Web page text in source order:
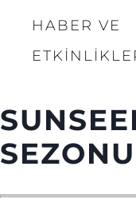
HABER VE